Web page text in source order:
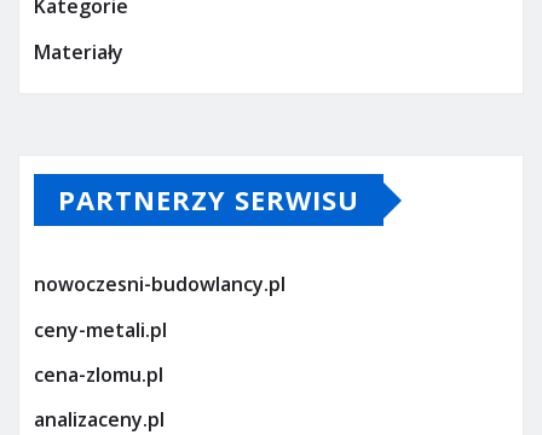
Kategorie
Materiały
PARTNERZY SERWISU
nowoczesni-budowlancy.pl
ceny-metali.pl
cena-zlomu.pl
analizaceny.pl